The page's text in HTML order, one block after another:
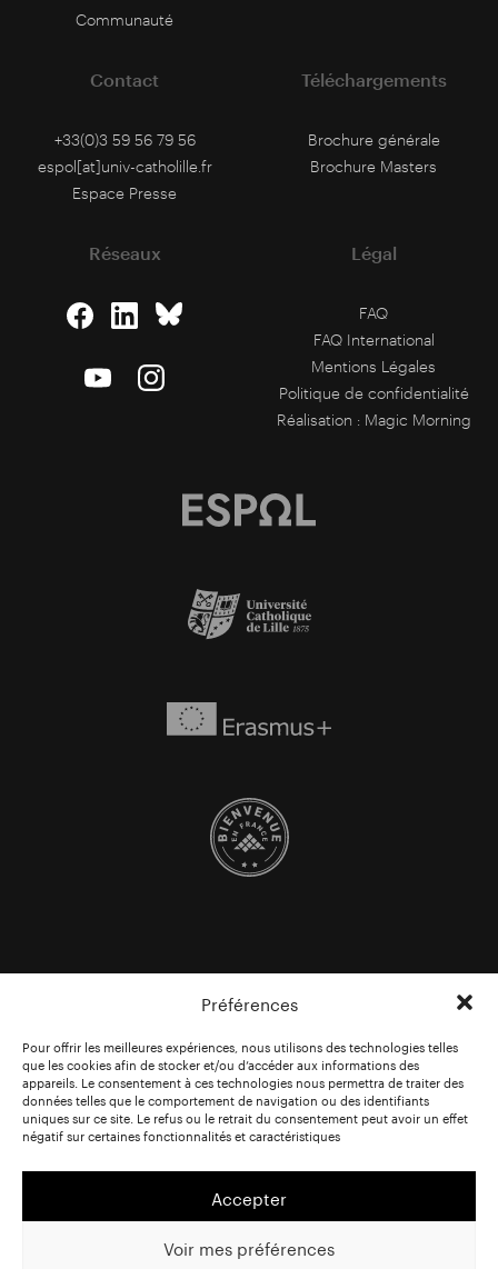
Préférences
Pour offrir les meilleures expériences, nous utilisons des technologies telles
que les cookies afin de stocker et/ou d’accéder aux informations des
appareils. Le consentement à ces technologies nous permettra de traiter des
données telles que le comportement de navigation ou des identifiants
uniques sur ce site. Le refus ou le retrait du consentement peut avoir un effet
négatif sur certaines fonctionnalités et caractéristiques
Accepter
Voir mes préférences
Communauté
Contact
+33(0)3 59 56 79 56
espol[at]univ-catholille.fr
Espace Presse
Téléchargements
Brochure générale
Brochure Masters
Réseaux Légal
FAQ
FAQ International
Mentions Légales
Politique de confidentialité
Réalisation : Magic Morning